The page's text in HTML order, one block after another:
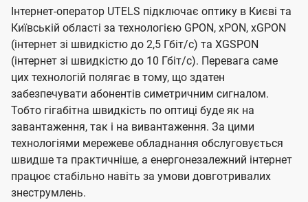
Інтернет-оператор UTELS підключає оптику в Києві та
Київській області за технологією GPON, xPON, xGPON
(інтернет зі швидкістю до 2,5 Гбіт/с) та XGSPON
(інтернет зі швидкістю до 10 Гбіт/с). Перевага саме
цих технологій полягає в тому, що здатен
забезпечувати абонентів симетричним сигналом.
Тобто гігабітна швидкість по оптиці буде як на
завантаження, так і на вивантаження. За цими
технологіями мережеве обладнання обслуговується
швидше та практичніше, а енергонезалежний інтернет
працює стабільно навіть за умови довготривалих
знеструмлень.